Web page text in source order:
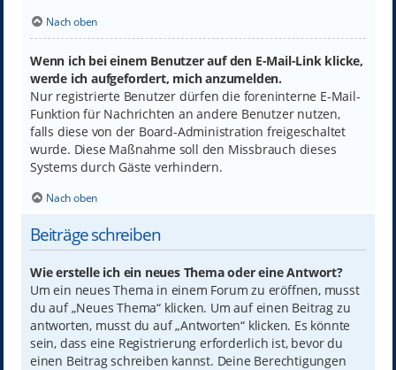
Nach oben
Wenn ich bei einem Benutzer auf den E-Mail-Link klicke,
werde ich aufgefordert, mich anzumelden.
Nur registrierte Benutzer dürfen die foreninterne E-Mail-
Funktion für Nachrichten an andere Benutzer nutzen,
falls diese von der Board-Administration freigeschaltet
wurde. Diese Maßnahme soll den Missbrauch dieses
Systems durch Gäste verhindern.
Nach oben
Beiträge schreiben
Wie erstelle ich ein neues Thema oder eine Antwort?
Um ein neues Thema in einem Forum zu eröffnen, musst
du auf „Neues Thema“ klicken. Um auf einen Beitrag zu
antworten, musst du auf „Antworten“ klicken. Es könnte
sein, dass eine Registrierung erforderlich ist, bevor du
einen Beitrag schreiben kannst. Deine Berechtigungen